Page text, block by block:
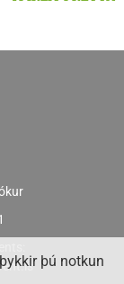
þú notkun